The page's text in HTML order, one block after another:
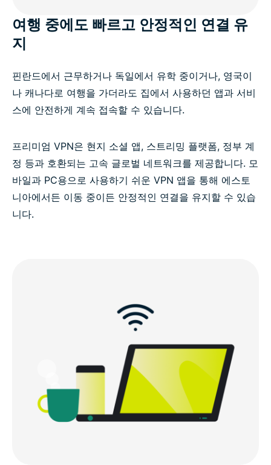
여행 중에도 빠르고 안정적인 연결 유
지
핀란드에서 근무하거나 독일에서 유학 중이거나, 영국이
나 캐나다로 여행을 가더라도 집에서 사용하던 앱과 서비
스에 안전하게 계속 접속할 수 있습니다.
프리미엄 VPN은 현지 소셜 앱, 스트리밍 플랫폼, 정부 계
정 등과 호환되는 고속 글로벌 네트워크를 제공합니다. 모
바일과 PC용으로 사용하기 쉬운 VPN 앱을 통해 에스토
니아에서든 이동 중이든 안정적인 연결을 유지할 수 있습
니다.